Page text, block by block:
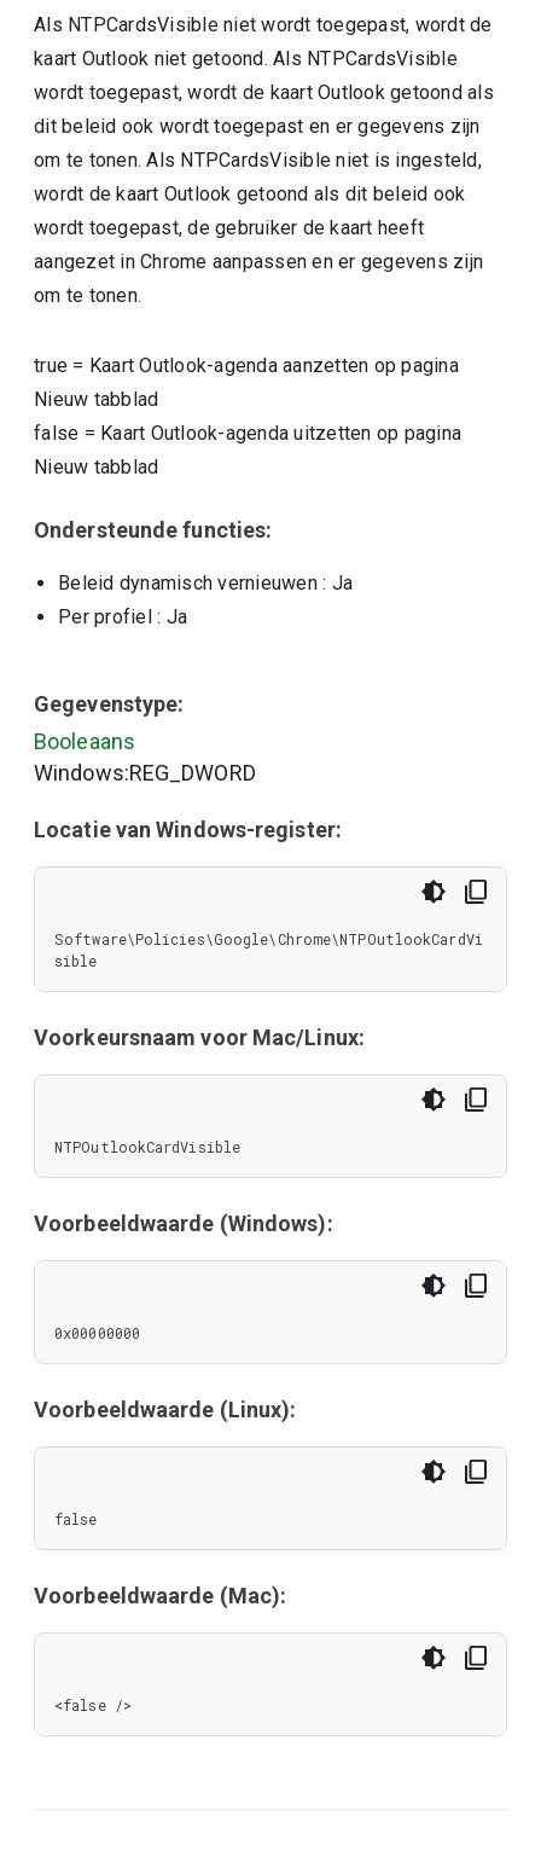
Als NTPCardsVisible niet wordt toegepast, wordt de
kaart Outlook niet getoond. Als NTPCardsVisible
wordt toegepast, wordt de kaart Outlook getoond als
dit beleid ook wordt toegepast en er gegevens zijn
om te tonen. Als NTPCardsVisible niet is ingesteld,
wordt de kaart Outlook getoond als dit beleid ook
wordt toegepast, de gebruiker de kaart heeft
aangezet in Chrome aanpassen en er gegevens zijn
om te tonen.
true = Kaart Outlook-agenda aanzetten op pagina
Nieuw tabblad
false = Kaart Outlook-agenda uitzetten op pagina
Nieuw tabblad
Ondersteunde functies:
Beleid dynamisch vernieuwen : Ja
Per profiel : Ja
Gegevenstype:
Booleaans
Windows:REG_DWORD
Locatie van Windows-register:
Software\Policies\Google\Chrome\NTPOutlookCardVi
sible
Voorkeursnaam voor Mac/Linux:
NTPOutlookCardVisible
Voorbeeldwaarde (Windows):
0x00000000
Voorbeeldwaarde (Linux):
false
Voorbeeldwaarde (Mac):
<false />